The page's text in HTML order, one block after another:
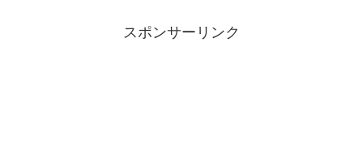
スポンサーリンク